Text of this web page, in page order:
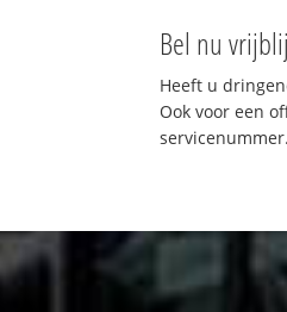
Bel nu
Heeft u
Ook voor een